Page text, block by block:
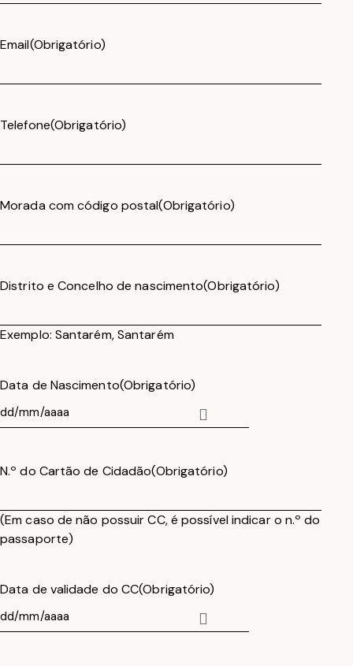
Email(Obrigatório)
Telefone(Obrigatório)
Morada com código postal(Obrigatório)
Distrito e Concelho de nascimento(Obrigatório)
Exemplo: Santarém, Santarém
Data de Nascimento(Obrigatório)
N.º do Cartão de Cidadão(Obrigatório)
(Em caso de não possuir CC, é possível indicar o n.º do
passaporte)
Data de validade do CC(Obrigatório)